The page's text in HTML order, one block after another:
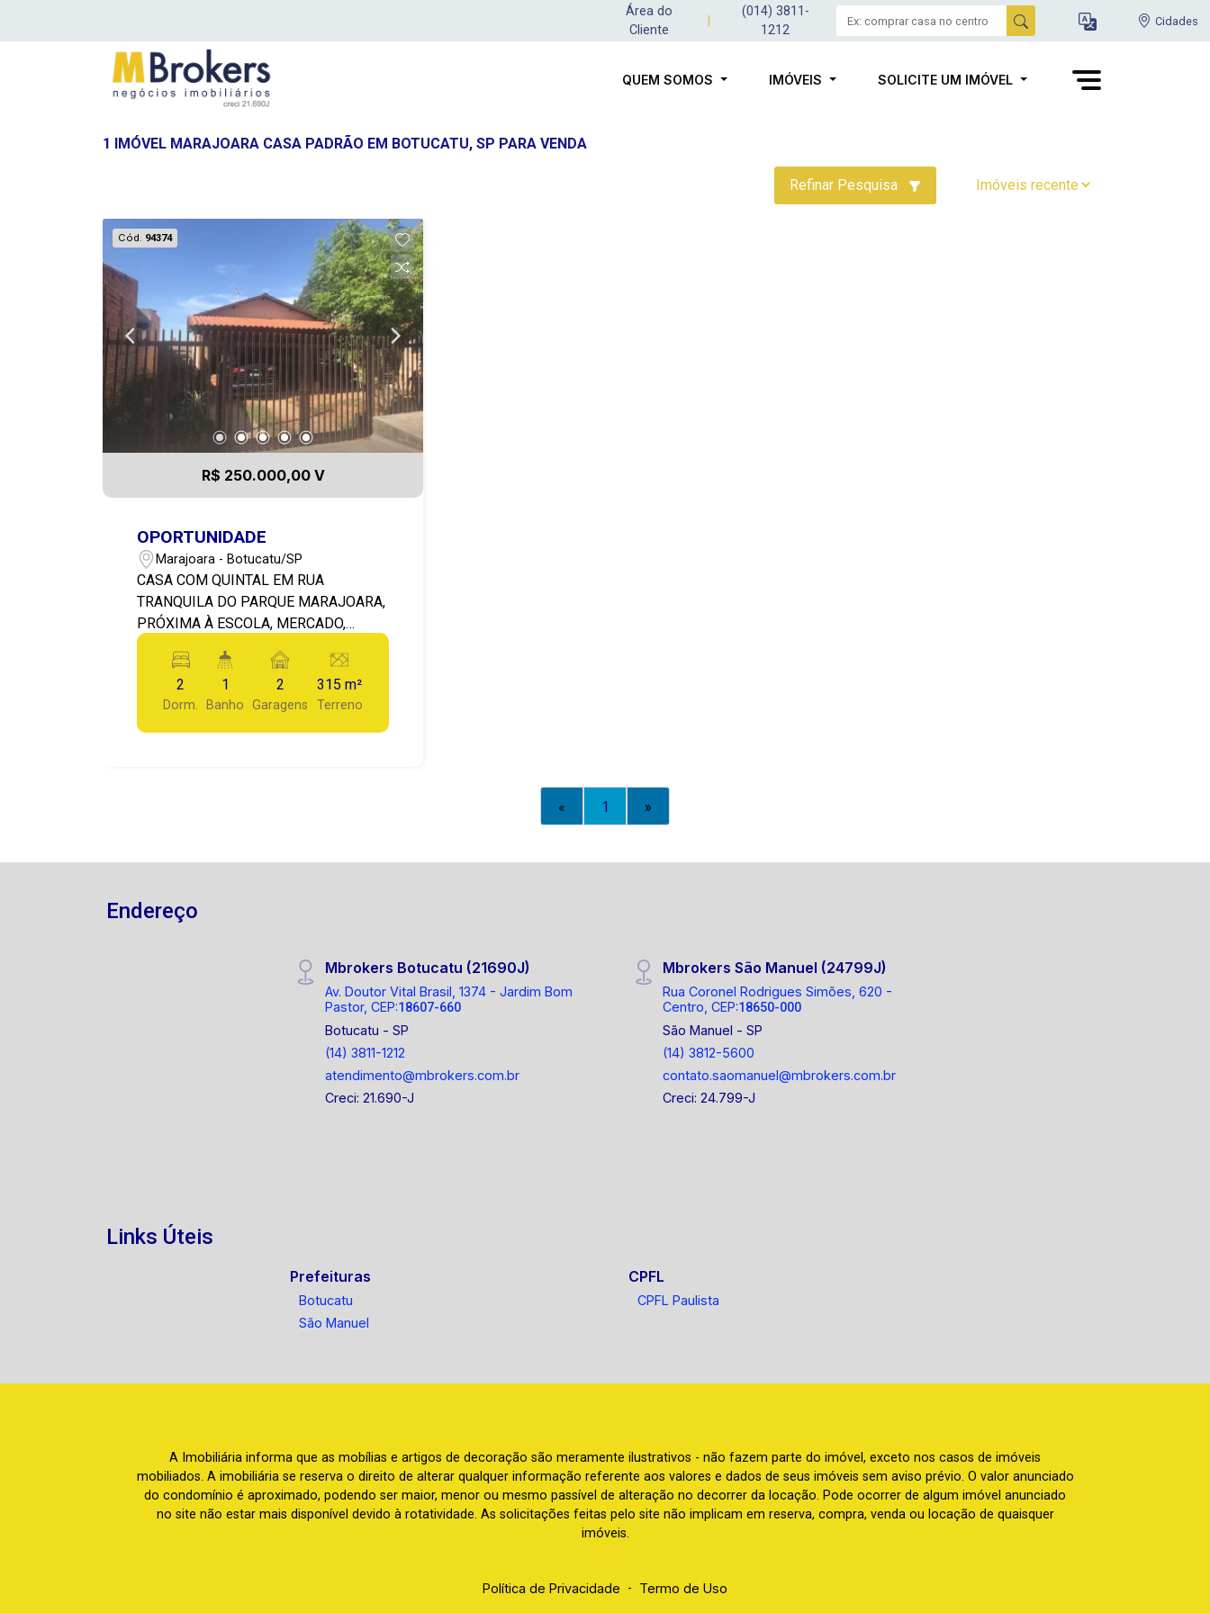
Área do
Cliente
(014) 3811-
1212
Cidades
QUEM SOMOS IMÓVEIS SOLICITE UM IMÓVEL
1 IMÓVEL MARAJOARA CASA PADRÃO EM BOTUCATU, SP PARA VENDA
Refinar Pesquisa
Cód. 94374
R$ 250.000,00 V
OPORTUNIDADE
Marajoara - Botucatu/SP
CASA COM QUINTAL EM RUA
TRANQUILA DO PARQUE MARAJOARA,
PRÓXIMA À ESCOLA, MERCADO,
SHOPPING, DE FÁCIL ACESSO AO
CENTRO DA CIDADE.
2
Dorm.
1
Banho
2
Garagens
315 m²
Terreno
« 1 »
Endereço
Mbrokers Botucatu (21690J)
Av. Doutor Vital Brasil, 1374 - Jardim Bom
Pastor, CEP:18607-660
Botucatu - SP
(14) 3811-1212
atendimento@mbrokers.com.br
Creci: 21.690-J
Mbrokers São Manuel (24799J)
Rua Coronel Rodrigues Simões, 620 -
Centro, CEP:18650-000
São Manuel - SP
(14) 3812-5600
contato.saomanuel@mbrokers.com.br
Creci: 24.799-J
Links Úteis
Prefeituras
Botucatu
São Manuel
CPFL
CPFL Paulista
A Imobiliária informa que as mobílias e artigos de decoração são meramente ilustrativos - não fazem parte do imóvel, exceto nos casos de imóveis
mobiliados. A imobiliária se reserva o direito de alterar qualquer informação referente aos valores e dados de seus imóveis sem aviso prévio. O valor anunciado
do condomínio é aproximado, podendo ser maior, menor ou mesmo passível de alteração no decorrer da locação. Pode ocorrer de algum imóvel anunciado
no site não estar mais disponível devido à rotatividade. As solicitações feitas pelo site não implicam em reserva, compra, venda ou locação de quaisquer
imóveis.
Política de Privacidade - Termo de Uso